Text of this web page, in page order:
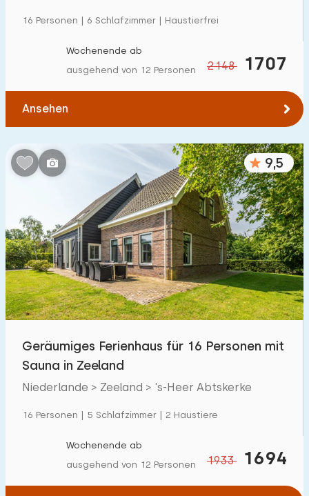
16 Personen | 6 Schlafzimmer | Haustierfrei
2148 1707
Wochenende ab
ausgehend von 12 Personen
Ansehen
9,5
Geräumiges Ferienhaus für 16 Personen mit
Sauna in Zeeland
Niederlande > Zeeland > 's-Heer Abtskerke
16 Personen | 5 Schlafzimmer | 2 Haustiere
1933 1694
Wochenende ab
ausgehend von 12 Personen